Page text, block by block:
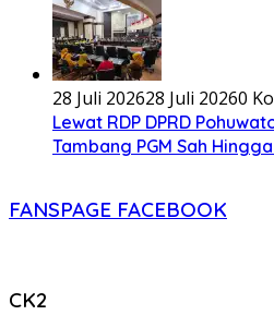
28 Juli 202628 Juli 20260
Lewat RDP DPRD
Tambang PGM Sah
FANSPAGE FACEBOOK
CK2